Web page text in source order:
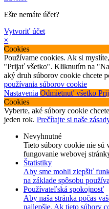
Ešte nemáte účet?
Vytvoriť účet
×
Cookies
Používame cookies. Ak si
"Prijať všetko". Kliknutím na
aký druh súborov cookie chcete
používania súborov cookie
Nastavenia Odmietnuť všetko
Cookies
Vyberte, aké súbory cookie
jeden rok. Prečítajte si naše
Nevyhnutné
Tieto súbory cookie nie sú
fungovanie webovej
Štatistiky
Aby sme mohli zlepšiť
na základe spôsobu
Používateľská spokojnosť
Aby naša stránka počas
najlepšie. Ak tieto súbory